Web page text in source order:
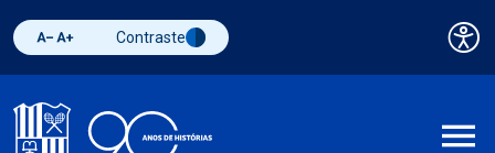
Diminuir fonte
Aumentar fonteAlternar contraste
Contraste